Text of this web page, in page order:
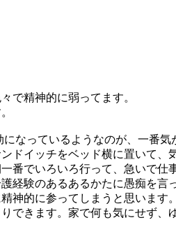
で精神的に弱ってます。
なっているようなのが、一番気
ドイッチをベッド横に置いて、
番でいろいろ行って、急いで仕
経験のあるあるかたに愚痴を言
神的に参ってしまうと思います。
できます。家で何も気にせず、